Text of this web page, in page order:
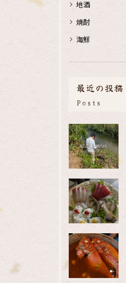
地酒
焼酎
海鮮
最近の投稿
Posts